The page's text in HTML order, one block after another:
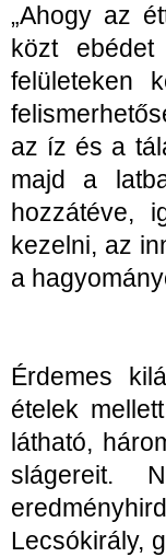
„Ahogy az
közt
felületeken
az íz és a
majd a
hozzátéve,
kezelni, az
a
Érdemes
ételek
látható,
slágereit.
Lecsókirály,